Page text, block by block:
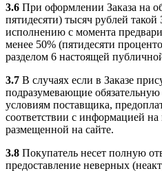
3.6 При оформлении Заказа на
пятидесяти) тысяч рублей такой
исполнению с момента
менее 50% (пятидесяти
разделом 6 настоящей
3.7 В случаях если в Заказе
подразумевающие
условиям поставщика,
соответствии с информацией на
размещенной на сайте.
3.8 Покупатель несет полную
предоставление неверных